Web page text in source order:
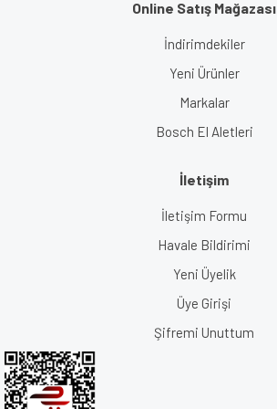
Online Satış Mağazası
İndirimdekiler
Yeni Ürünler
Markalar
Bosch El Aletleri
İletişim
İletişim Formu
Havale Bildirimi
Yeni Üyelik
Üye Girişi
Şifremi Unuttum